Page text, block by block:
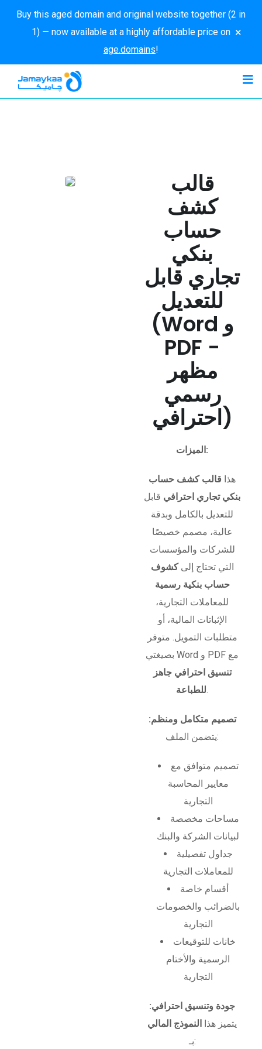
Buy this aged domain and original website together (2 in
1) — now available at a highly affordable price on
age.domains!
×
قالب
كشف
حساب
بنكي
تجاري قابل
للتعديل
(Word و
PDF -
مظهر
رسمي
احترافي)
الميزات:
هذا قالب كشف حساب
بنكي تجاري احترافي قابل
للتعديل بالكامل وبدقة
عالية، مصمم خصيصًا
للشركات والمؤسسات
التي تحتاج إلىكشوف
حساب بنكية رسمية
للمعاملات التجارية،
الإثباتات المالية، أو
متطلبات التمويل. متوفر
بصيغتي Word و PDF مع
تنسيق احترافي جاهز
للطباعة.
تصميم متكامل ومنظم:
يتضمن الملف:
تصميم متوافق مع
معايير المحاسبة
التجارية
مساحات مخصصة
لبيانات الشركة والبنك
جداول تفصيلية
للمعاملات التجارية
أقسام خاصة
بالضرائب والخصومات
التجارية
خانات للتوقيعات
الرسمية والأختام
التجارية
جودة وتنسيق احترافي:
يتميز هذا
النموذج المالي
بـ: